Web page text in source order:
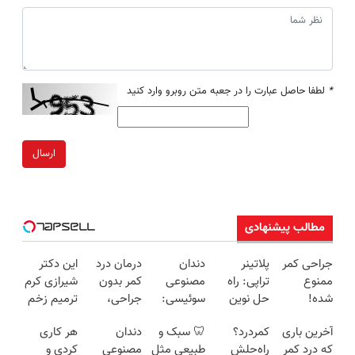
* لطفا حاصل عبارت را در جعبه متن روبرو وارد کنید
ارسال
مطالب پیشنهادی
جراحی کمر
ممنوع
شده!
کمرت رو در
پلاتینر
تراپی: راه
حل نوین
در منزل
دندان
مصنوعی
سوئیسی:
فناوری
درمان درد
کمر بدون
جراحی،
پرسش‌نامه
این دکتر
شیرازی کرم
ترمیم زخم
ساخت!!!
آخرین باری
که درد کمر
کمردرد؟
راه‌حلش
🦷 سبک و
طبیعی مثل
دندان
مصنوعی
هر کاری
کردی و